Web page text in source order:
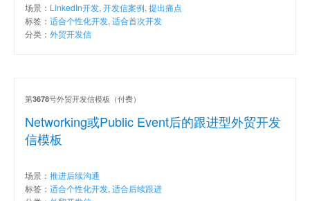
场景： LinkedIn开发, 开发信案例, 提出痛点
标签： 适合个性化开发, 适合首次开发
分类： 外贸开发信
Networking或Public Event后的跟进型外贸开发
信模板
第3678号外贸开发信模板（付费）
场景： 推进后续沟通
标签： 适合个性化开发, 适合后续跟进